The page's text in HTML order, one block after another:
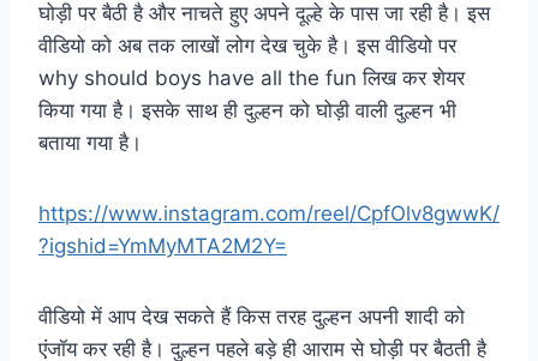
घोड़ी पर बैठी है और नाचते हुए अपने दूल्हे के पास जा रही है। इस
वीडियो को अब तक लाखों लोग देख चुके है। इस वीडियो पर
why should boys have all the fun लिख कर शेयर
किया गया है। इसके साथ ही दुल्हन को घोड़ी वाली दुल्हन भी
बताया गया है।
https://www.instagram.com/reel/CpfOlv8gwwK/
?igshid=YmMyMTA2M2Y=
वीडियो में आप देख सकते हैं किस तरह दुल्हन अपनी शादी को
एंजॉय कर रही है। दुल्हन पहले बड़े ही आराम से घोड़ी पर बैठती है